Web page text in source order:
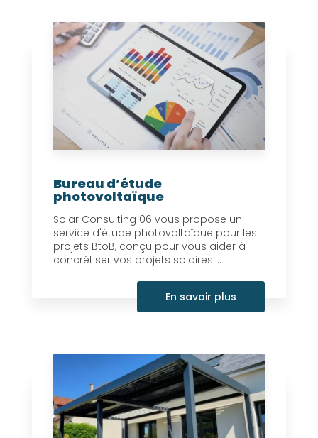
Bureau d’étude
photovoltaïque
Solar Consulting 06 vous propose un
service d'étude photovoltaïque pour les
projets BtoB, conçu pour vous aider à
concrétiser vos projets solaires....
En savoir plus